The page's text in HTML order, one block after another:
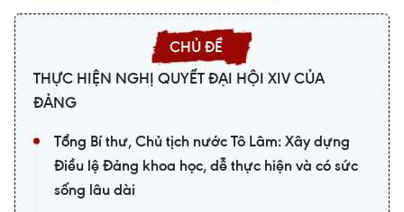
THỰC HIỆN NGHỊ QUYẾT ĐẠI HỘI XIV CỦA
ĐẢNG
Tổng Bí thư, Chủ tịch nước Tô Lâm: Xây dựng
Điều lệ Đảng khoa học, dễ thực hiện và có sức
sống lâu dài